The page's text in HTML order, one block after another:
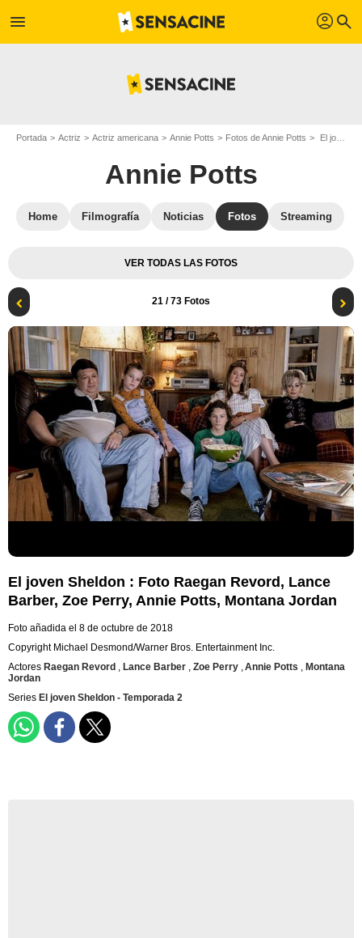
menu profil search
Portada Actriz Actriz americana Annie Potts Fotos de Annie Potts El joven Sheldon : Foto Raegan Revord, Lance Barber, Zoe Perry, Annie Potts, Montana Jordan
Annie Potts
Home Filmografía Noticias Fotos Streaming
VER TODAS LAS FOTOS
21 / 73 Fotos
El joven Sheldon : Foto Raegan Revord, Lance
Barber, Zoe Perry, Annie Potts, Montana Jordan
Foto añadida el 8 de octubre de 2018
Copyright Michael Desmond/Warner Bros. Entertainment Inc.
Actores Raegan Revord , Lance Barber , Zoe Perry ,Annie Potts , Montana
Jordan
Series El joven Sheldon - Temporada 2